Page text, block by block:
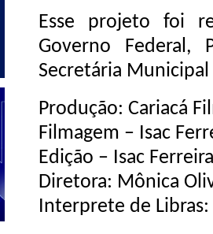
Esse projeto foi
Governo Federal,
Secretária Municipal
Produção: Cariacá
Filmagem – Isac
Edição – Isac Ferreira
Diretora: Mônica
Interprete de